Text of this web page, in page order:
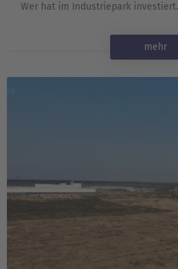
Wer hat im Industriepark investiert.
mehr